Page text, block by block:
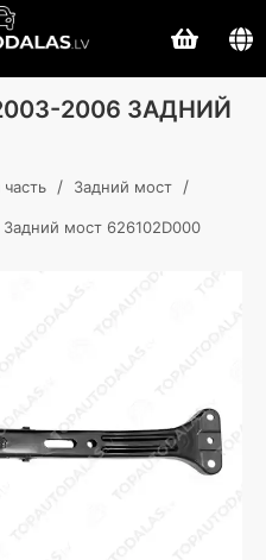
2003-2006 ЗАДНИЙ
/ Задний мост /
мост 626102D000